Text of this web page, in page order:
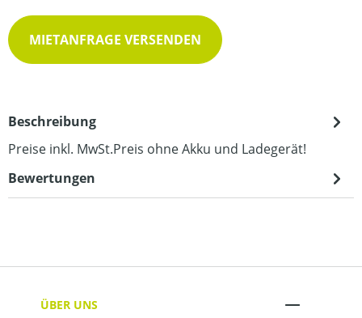
MIETANFRAGE VERSENDEN
Beschreibung
Preise inkl. MwSt.Preis ohne Akku und Ladegerät!
Bewertungen
ÜBER UNS